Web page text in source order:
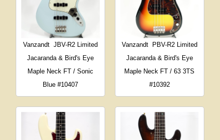
Vanzandt JBV-R2 Limited
Jacaranda & Bird's Eye
Maple Neck FT / Sonic
Blue #10407
Vanzandt
PBV-R2 Limited
Jacaranda & Bird's Eye
Maple Neck FT / 63 3TS
#10392